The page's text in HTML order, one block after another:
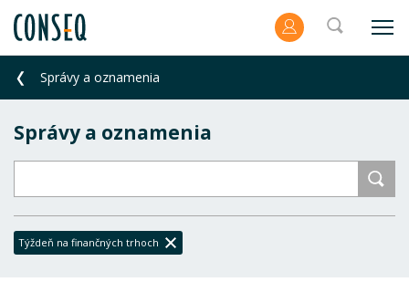
Správy a oznamenia
Správy a oznamenia
Týždeň na finančných trhoch